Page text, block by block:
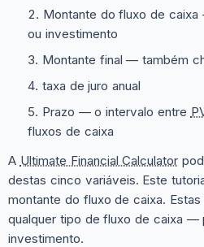
Montante do fluxo de
ou investimento
Montante final — também
taxa de juro anual
Prazo — o intervalo entre
fluxos de caixa
A Ultimate Financial Calculator
destas cinco variáveis. Este
montante do fluxo de caixa. Estas
qualquer tipo de fluxo de caixa —
investimento.